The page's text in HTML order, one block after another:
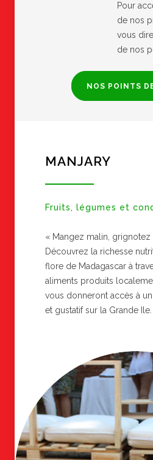
Pour
de nos
vous
de nos
NOS POINTS
MANJARY
Fruits, légumes et
« Mangez malin, grignotez
Découvrez la richesse
flore de Madagascar à
aliments produits
vous donneront accès à
et gustatif sur la Grande Ile.